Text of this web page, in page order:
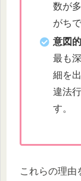
数が
がちで
意図
最も
細を
違法
す。
これらの理由